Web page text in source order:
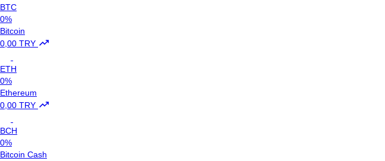
BTC
0%
Bitcoin
0,00 TRY
ETH
0%
Ethereum
0,00 TRY
BCH
0%
Bitcoin Cash